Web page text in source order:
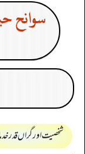
سوانح
شخصیت اور گراں قدر